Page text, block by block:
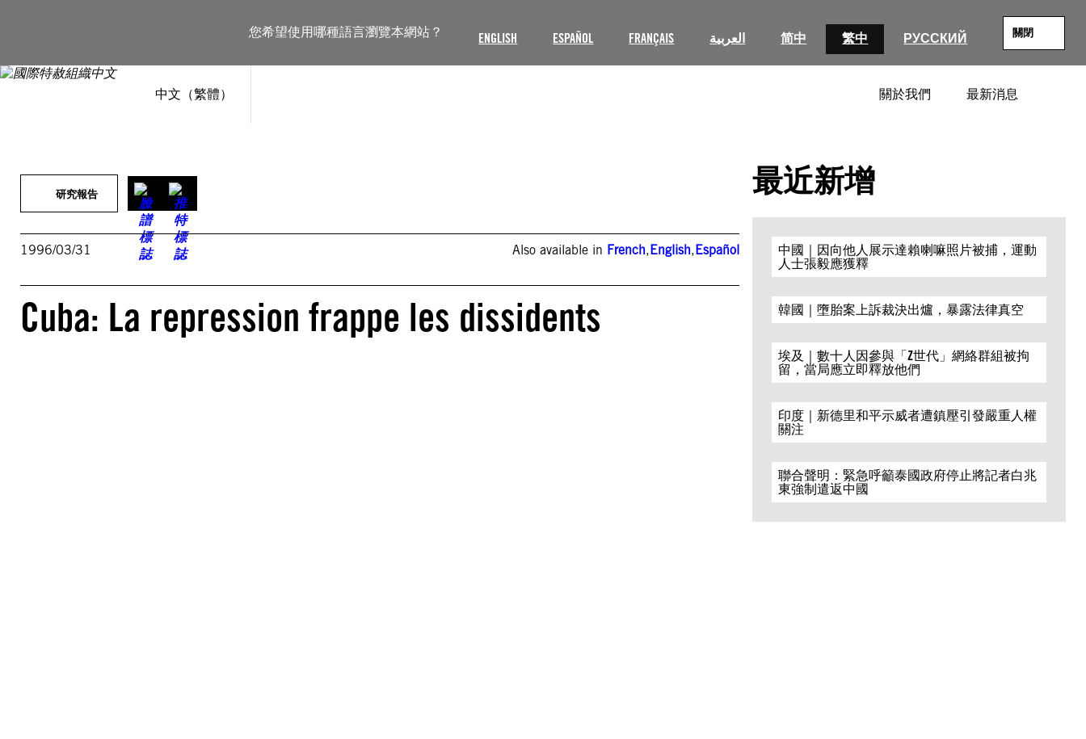
您希望使用哪種語言瀏覽本網站？ ENGLISH ESPAÑOL FRANÇAIS العربية 简中 繁中 РУССКИЙ 關閉
中文（繁體） 關於我們 最新消息
內
研究報告
1996/03/31 Also available in French,English,Español
Cuba: La repression frappe les dissidents
最近新增
中國｜因向他人展示達賴喇嘛照片被捕，運動
人士張毅應獲釋
韓國｜墮胎案上訴裁決出爐，暴露法律真空
埃及｜數十人因參與「Z世代」網絡群組被拘
留，當局應立即釋放他們
印度｜新德里和平示威者遭鎮壓引發嚴重人權
關注
聯合聲明：緊急呼籲泰國政府停止將記者白兆
東強制遣返中國